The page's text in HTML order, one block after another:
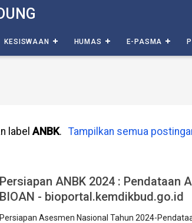
KESISWAAN HUMAS E-PASMA
labelANBK. Tampilkan semua
Persiapan ANBK 2024 : Pendataan
BIOAN - bioportal.kemdikbud.go.id
Persiapan Asesmen Nasional Tahun 2024-